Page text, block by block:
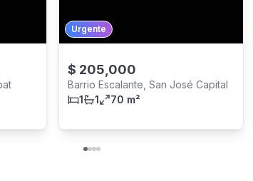
Urgente
$ 205,000
Barrio Escalante, San José Capital
1
1 70 m²